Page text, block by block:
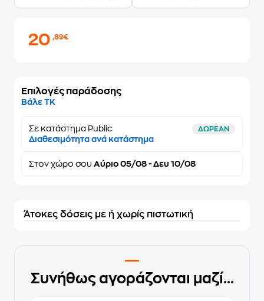
20,89€
Επιλογές παράδοσης
Βάλε ΤΚ
Σε κατάστημα Public ΔΩΡΕΑΝ
Διαθεσιμότητα ανά κατάστημα
Στον χώρο σου Αύριο 05/08 - Δευ 10/08
Άτοκες δόσεις με ή χωρίς πιστωτική
Συνήθως αγοράζονται μαζί...